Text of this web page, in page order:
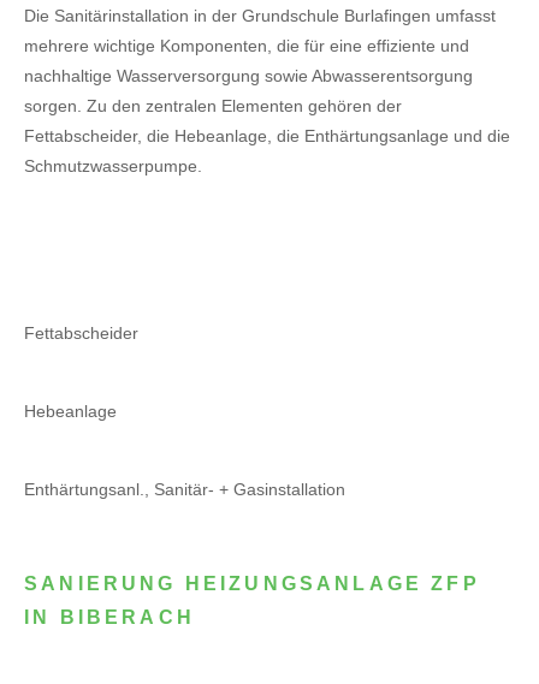
Die Sanitärinstallation in der Grundschule Burlafingen umfasst
mehrere wichtige Komponenten, die für eine effiziente und
nachhaltige Wasserversorgung sowie Abwasserentsorgung
sorgen. Zu den zentralen Elementen gehören der
Fettabscheider, die Hebeanlage, die Enthärtungsanlage und die
Schmutzwasserpumpe.
Fettabscheider
Hebeanlage
Enthärtungsanl., Sanitär- + Gasinstallation
SANIERUNG HEIZUNGSANLAGE ZFP
IN BIBERACH